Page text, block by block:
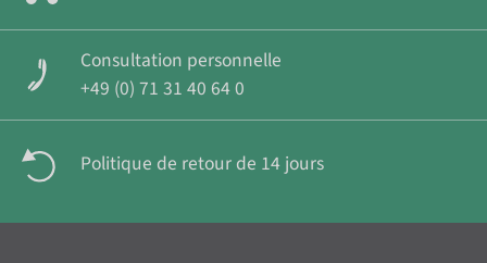
Consultation personnelle
+49 (0) 71 31 40 64 0
Politique de retour de 14 jours